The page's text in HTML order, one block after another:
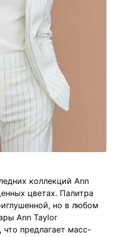
коллекций Ann
цветах. Палитра
но в любом
Ann Taylor
предлагает масс-